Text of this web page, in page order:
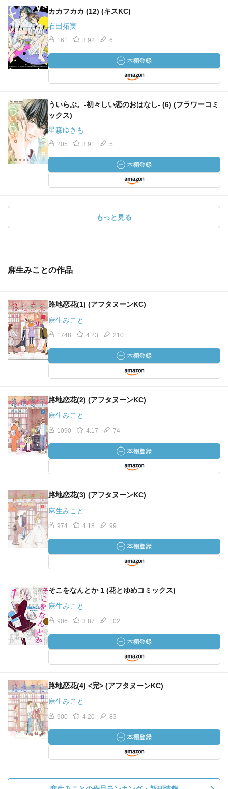
カカフカカ (12) (キスKC)
石田拓実
161 3.92 6
ういらぶ。-初々しい恋のおはなし- (6) (フラワーコミ
ックス)
星森ゆきも
205 3.91 5
もっと見る
麻生みことの作品
路地恋花(1) (アフタヌーンKC)
麻生みこと
1748 4.23 210
路地恋花(2) (アフタヌーンKC)
麻生みこと
1090 4.17 74
路地恋花(3) (アフタヌーンKC)
麻生みこと
974 4.18 99
そこをなんとか 1 (花とゆめコミックス)
麻生みこと
906 3.87 102
路地恋花(4) <完> (アフタヌーンKC)
麻生みこと
900 4.20 83